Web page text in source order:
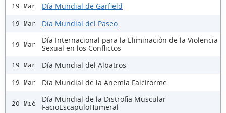
19 Mar Día Mundial de Garfield
19 Mar Día Mundial del Paseo
19 Mar
Día Internacional para la Eliminación de la Violencia
Sexual en los Conflictos
19 Mar Día Mundial del Albatros
19 Mar Día Mundial de la Anemia Falciforme
20 Mié
Día Mundial de la Distrofia Muscular
FacioEscapuloHumeral